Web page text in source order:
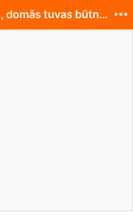
Trīs sievietes, sajūtās, domās tuvas būtnes